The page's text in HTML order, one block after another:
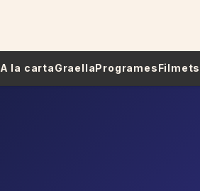
A la cartaGraellaProgramesFilmets